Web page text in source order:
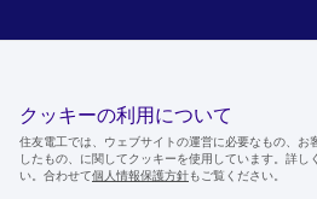
研究開発
サステナビリティ
ニュースルーム
クッキーの利用について
住友電工では、ウェブサイトの運営に必要なもの、お
したもの、に関してクッキーを使用しています。詳し
い。合わせて個人情報保護方針もご覧ください。